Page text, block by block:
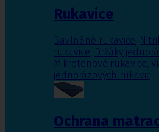
Rukavice
Bavlněné rukavice,
rukavice, Držáky
Mikrotenové rukavice,
jednorázových rukavic
Ochrana